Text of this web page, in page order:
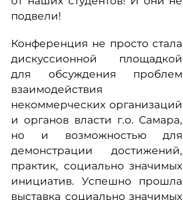
подвели!
Конференция не просто стала
дискуссионной площадкой
для обсуждения проблем
взаимодействия
некоммерческих организаций
и органов власти г.о. Самара,
но и возможностью для
демонстрации достижений,
практик, социально значимых
инициатив. Успешно прошла
выставка социально значимых